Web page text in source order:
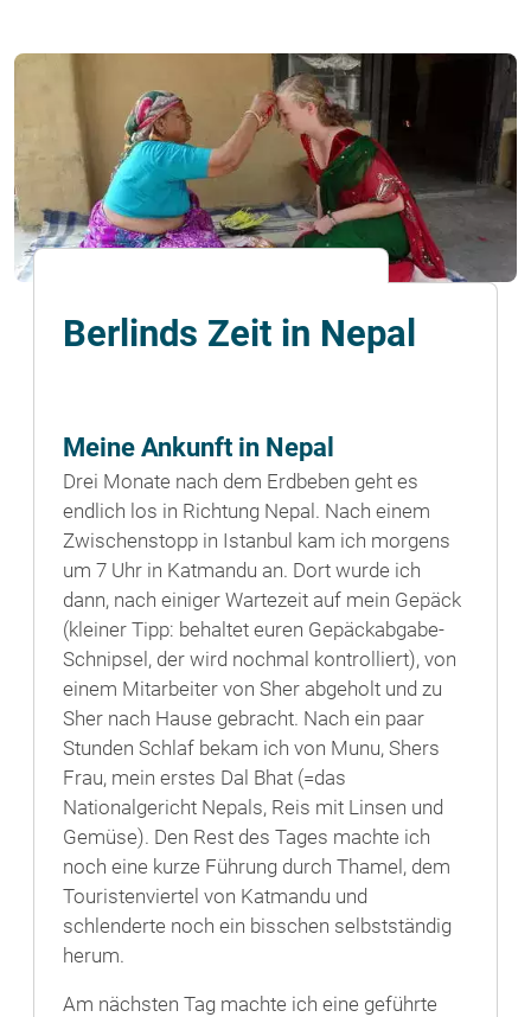
Berlinds Zeit in Nepal
Meine Ankunft in Nepal
Drei Monate nach dem Erdbeben geht es
endlich los in Richtung Nepal. Nach einem
Zwischenstopp in Istanbul kam ich morgens
um 7 Uhr in Katmandu an. Dort wurde ich
dann, nach einiger Wartezeit auf mein Gepäck
(kleiner Tipp: behaltet euren Gepäckabgabe-
Schnipsel, der wird nochmal kontrolliert), von
einem Mitarbeiter von Sher abgeholt und zu
Sher nach Hause gebracht. Nach ein paar
Stunden Schlaf bekam ich von Munu, Shers
Frau, mein erstes Dal Bhat (=das
Nationalgericht Nepals, Reis mit Linsen und
Gemüse). Den Rest des Tages machte ich
noch eine kurze Führung durch Thamel, dem
Touristenviertel von Katmandu und
schlenderte noch ein bisschen selbstständig
herum.
Am nächsten Tag machte ich eine geführte